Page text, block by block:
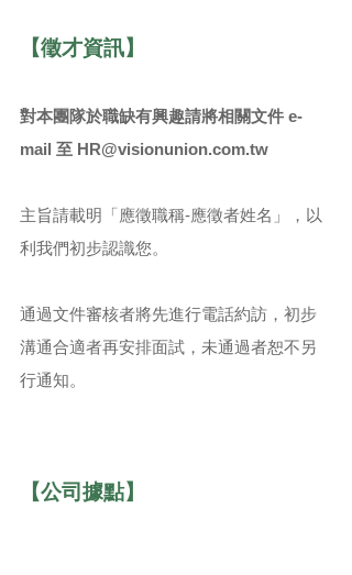
【徵才資訊】
對本團隊於職缺有興趣請將相關文件 e-
mail 至 HR@visionunion.com.tw
主旨請載明「應徵職稱-應徵者姓名」，以
利我們初步認識您。
通過文件審核者將先進行電話約訪，初步
溝通合適者再安排面試，未通過者恕不另
行通知。
【公司據點】